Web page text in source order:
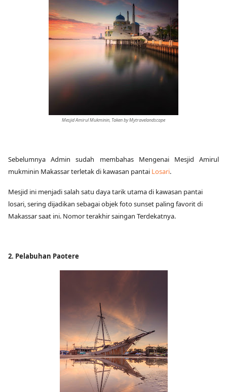
Mesjid Amirul Mukminin, Taken by Mytravelandscape
Sebelumnya Admin sudah membahas Mengenai Mesjid Amirul
mukminin Makassar terletak di kawasan pantai Losari.
Mesjid ini menjadi salah satu daya tarik utama di kawasan pantai
losari, sering dijadikan sebagai objek foto sunset paling favorit di
Makassar saat ini. Nomor terakhir saingan Terdekatnya.
2. Pelabuhan Paotere